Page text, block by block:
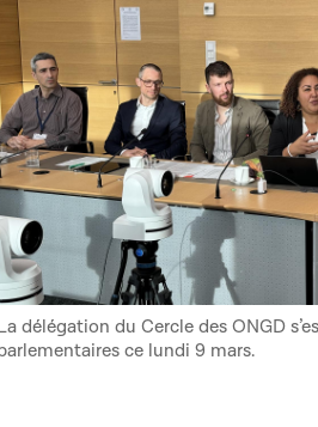
délégation du Cercle des ONGD
ce lundi 9 mars.